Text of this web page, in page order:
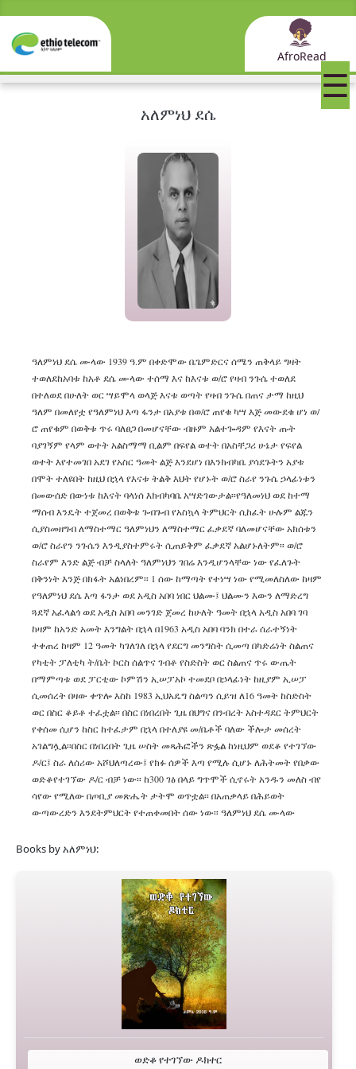
AfroRead
☰
አለምነህ ደሴ
ዓለምነህ ደሴ ሙላው 1939 ዓ.ም በቀድሞው ቤጌምድርና ሰሜን ጠቅላይ ግዛት
ተወለደከአባቱ ከአቶ ደሴ ሙላው ተሰማ እና ከእናቱ ወ/ሮ የዛብ ንጉሴ ተወለደ
በተለወደ በሁለት ወር ሣይሞላ ወላጅ እናቱ ወጣት የዛብ ንጉሴ በጠና ታማ ከዚህ
ዓለም በመለየቷ የዓለምነህ እጣ ፋንታ በአያቱ በወ/ሮ ጠየቁ ካሣ እጅ መውደቁ ሆነ ወ/
ሮ ጠየቁም በወቅቱ ጥሩ ባለፀጋ በመሆናቸው ብዙም አልተጐዳም የእናት ጡት
ባያገኝም የላም ወተት አልስማማ ቢልም በፍየል ወተት በአስቸጋሪ ሁኔታ የፍየል
ወተት እየተመገበ አደገ የአስር ዓመት ልጅ እንደሆነ በእንክብካቤ ያሳደጉትን አያቱ
በሞት ተለዩበት ከዚህ በኋላ የእናቱ ትልቅ እህት የሆኑት ወ/ሮ ስራየ ንጉሴ ኃላፊነቱን
በመውሰድ በውነቱ ከእናት ባላነሰ እክብካባቤ አሣድገውታል፡፡የዓለመነህ ወደ ከተማ
ማሰብ እንዴት ተጀመረ በወቅቱ ጉብጉብ የአስኳላ ትምህርት ሲከፈት ሁሉም ልጁን
ሲያስመዘግብ ለማስተማር ዓለምነህን ለማስተማር ፈቃደኛ ባለመሆናቸው አክሰቱን
ወ/ሮ ስራየን ንጉሴን እንዲያስተምሩት ሲጠይቅም ፈቃደኛ አልሆኑለትም፡፡ ወ/ሮ
ስራየም እንድ ልጅ ብቻ ስላለት ዓለምነህን ገበሬ እንዲሆንላቸው ነው የፈለጉት
በቅንነት እንጅ በክፋት አልነበረም፡፡ 1 ሰው ከማጣት የተነሣ ነው የሚመለስለው ከዛም
የዓለምነህ ደሴ እጣ ፋንታ ወደ አዲስ አበባ ነበር ህልሙ፤ ህልሙን እውን ለማድረግ
ጓደኛ አፈላልጎ ወደ አዲስ አበባ መንገድ ጀመረ ከሁለት ዓመት በኋላ አዲስ አበባ ገባ
ከዛም ከአንድ አመት እንግልት በኋላ በ1963 አዲስ አበባ ባንክ በተራ ሰራተኝነት
ተቀጠረ ከዛም 12 ዓመት ካገለገለ በኋላ የደርግ መንግስት ሲመጣ በካድሬነት ስልጠና
የካቲት ፓለቲካ ት/ቤት ኮርስ ሰልጥና ገብቶ የስድስት ወር ስልጠና ጥሩ ውጤት
በማምጣቱ ወደ ፓርቲው ኮምሽን ኢሠፓአኮ ተመደቦ በኃላፊነት ከዚያም ኢሠፓ
ሲመሰረት በዛው ቀጥሎ እስከ 1983 ኢህአዴግ ስልጣን ሲይዝ ለ16 ዓመት ከስድስት
ወር በስር ቆይቶ ተፈቷል፡፡ በስር በነበረበት ጊዜ በህግና በንብረት አስተዳደር ትምህርት
የቀሰመ ሲሆን ከስር ከተፈታም በኋላ በተለያዩ መ/ቤቶች ባለው ችሎታ መሰረት
አገልግሏል፡፡በስር በነበረበት ጊዜ ሠስት መጻሕፎችን ጽፏል ከነዚህም ወደቆ የተገኘው
ዶ/ር፤ ስራ ለሰሪው አሾህለጣረው፤ የክፉ ሰዎች እጣ የሚሉ ሲሆኑ ለሕትመት የበቃው
ወድቆየተገኘው ዶ/ር ብቻ ነው፡፡ ከ300 ገፅ በላይ ግጥሞች ሲኖሩት አንዱን መለስ ብየ
ሳየው የሚለው በጦቢያ መጽሔት ታትሞ ወጥቷል፡፡ በአጠቃላይ በሕይወት
ውጣውረድን እንደትምህርት የተጠቀመበት ሰው ነው፡፡ ዓለምነህ ደሴ ሙላው
Books by አለምነህ:
ወድቆ የተገኘው ዶክተር